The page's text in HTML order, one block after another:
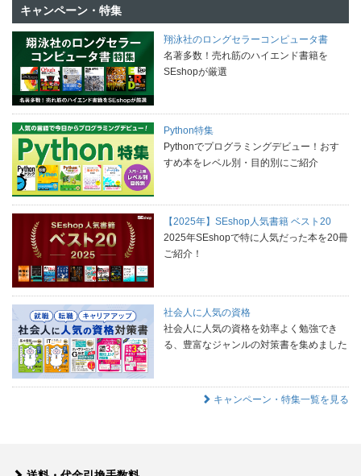
キャンペーン・特集
翔泳社のロングセラーコンピュータ書
名著多数！売れ筋のハイエンド書籍を
SEshopが厳選
Python特集
Pythonでプログラミングデビュー！おす
すめ本をレベル別・目的別にご紹介
【2025年】SEshop人気書籍 ベスト20
2025年SEshopで特に人気だった本を20冊
ご紹介！
社会人に人気の資格
社会人に人気の資格を効率よく勉強でき
る、豊富なジャンルの対策書を集めました
キャンペーン・特集一覧を見る